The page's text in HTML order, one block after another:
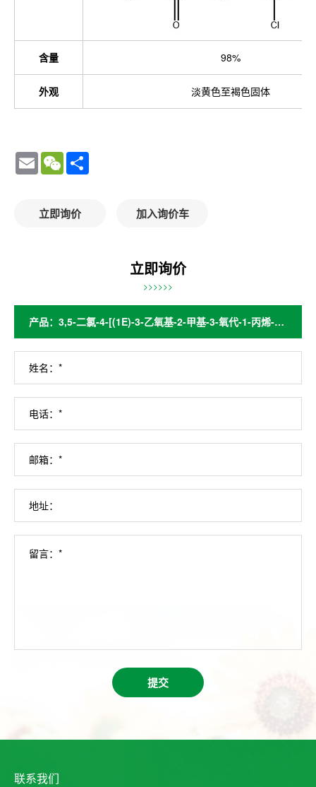
含量 98%
外观 淡黄色至褐色固体
Email WeChat
立即询价 加入询价车
立即询价
>>>>>>
姓名：*
电话：*
邮箱：*
地址：
留言：*
提交
联系我们